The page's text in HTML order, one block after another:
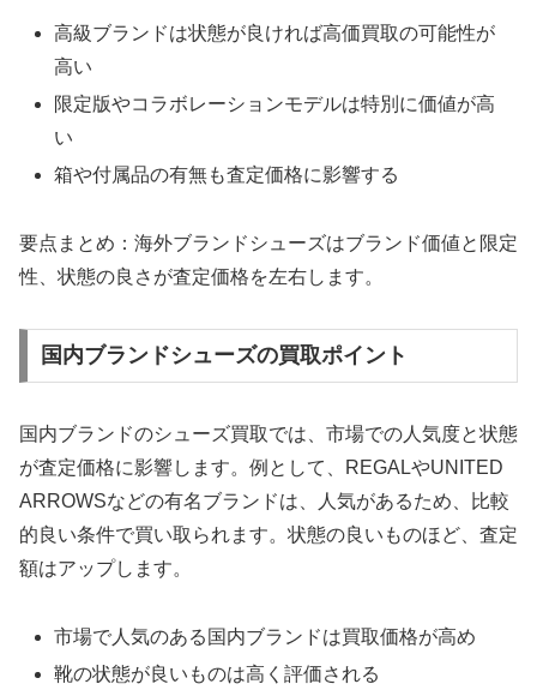
高級ブランドは状態が良ければ高価買取の可能性が
高い
限定版やコラボレーションモデルは特別に価値が高
い
箱や付属品の有無も査定価格に影響する
要点まとめ：海外ブランドシューズはブランド価値と限定
性、状態の良さが査定価格を左右します。
国内ブランドシューズの買取ポイント
国内ブランドのシューズ買取では、市場での人気度と状態
が査定価格に影響します。例として、REGALやUNITED
ARROWSなどの有名ブランドは、人気があるため、比較
的良い条件で買い取られます。状態の良いものほど、査定
額はアップします。
市場で人気のある国内ブランドは買取価格が高め
靴の状態が良いものは高く評価される